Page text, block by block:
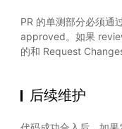
PR 的单测部分必须通
approved。如果
的和 Request
后续维护